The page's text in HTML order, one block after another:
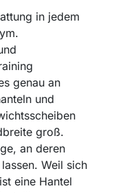
in jedem
genau an
und
groß.
an deren
Weil sich
eine Hantel